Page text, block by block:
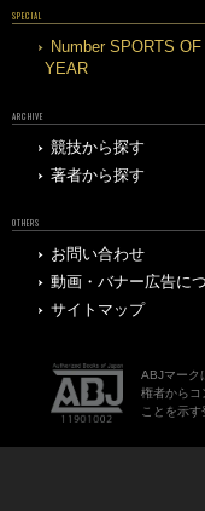
SPECIAL
Number SPORTS OF
YEAR
ARCHIVE
競技から探す
著者から探す
OTHERS
お問い合わせ
動画・バナー広告に
サイトマップ
ABJマーク
権者からコ
ことを示